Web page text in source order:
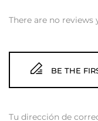
There are no reviews
BE THE
Tu dirección de